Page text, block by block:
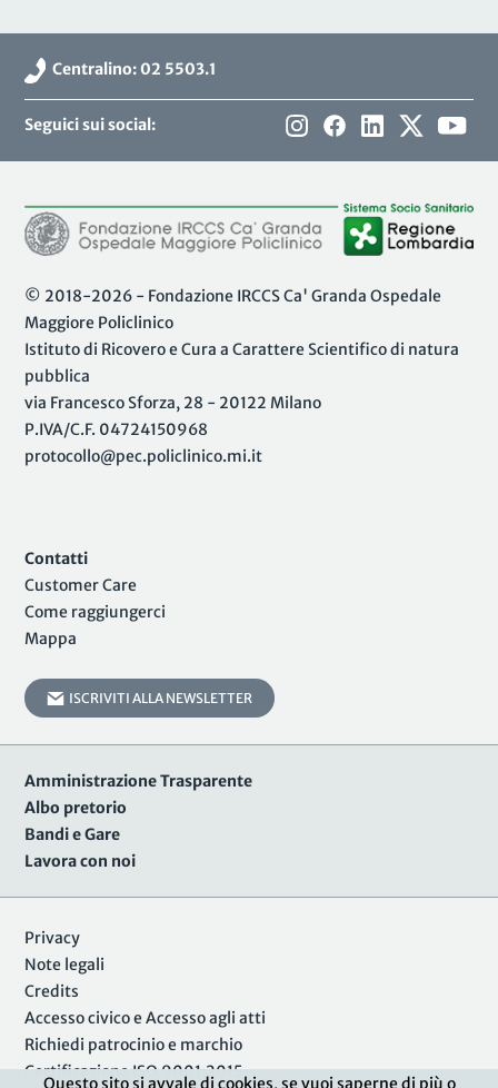
Questo sito si avvale di cookies, se vuoi saperne di più o
Centralino: 02 5503.1
Seguici sui social:
© 2018-2026 - Fondazione IRCCS Ca' Granda Ospedale
Maggiore Policlinico
Istituto di Ricovero e Cura a Carattere Scientifico di natura
pubblica
via Francesco Sforza, 28 - 20122 Milano
P.IVA/C.F. 04724150968
protocollo@pec.policlinico.mi.it
Contatti
Customer Care
Come raggiungerci
Mappa
ISCRIVITI ALLA NEWSLETTER
Amministrazione Trasparente
Albo pretorio
Bandi e Gare
Lavora con noi
Privacy
Note legali
Credits
Accesso civico e Accesso agli atti
Richiedi patrocinio e marchio
Certificazione ISO 9001:2015